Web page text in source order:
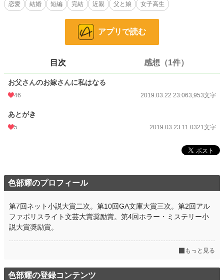
お気に入り 62
初回公開日時 2019.03.22 23:06
初回完結日時
月間ポイント
恋愛
結婚 短編 完結 近親 父と娘 女子高生
アプリで読む
目次 感想（1件）
お父さんのお嫁さんに私はなる
46 2019.03.22 23:063,953文字
あとがき
5 2019.03.23 11:0321文字
色部耀のプロフィール
第7回ネット小説大賞二次。第10回GA文庫大賞三次。第2回アル
ファポリスライト文芸大賞奨励賞。第4回ホラー・ミステリー小
説大賞奨励賞。
もっと見る
色部耀の登録コンテンツ